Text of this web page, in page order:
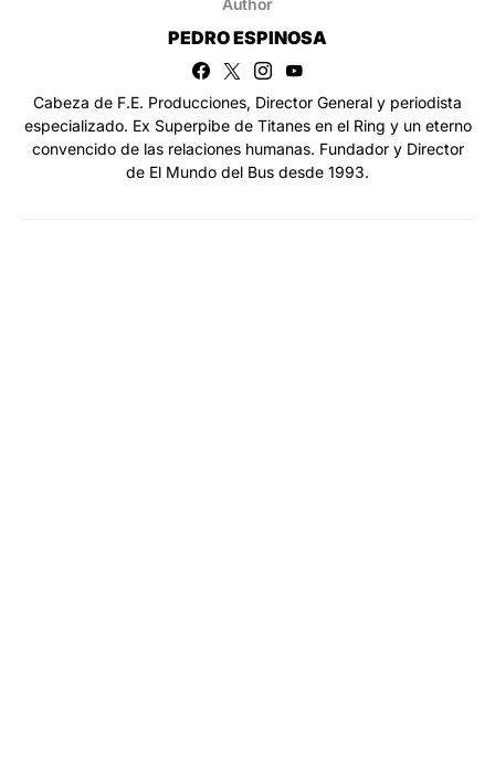
PEDRO ESPINOSA
Cabeza de F.E. Producciones, Director General y periodista
especializado. Ex Superpibe de Titanes en el Ring y un eterno
convencido de las relaciones humanas. Fundador y Director
de El Mundo del Bus desde 1993.